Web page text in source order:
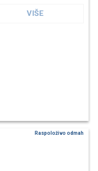
VIŠE
Raspoloživo odmah